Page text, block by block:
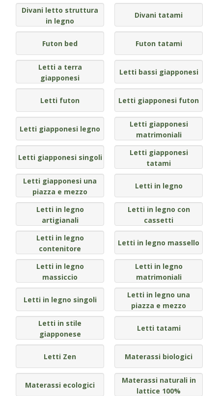
Divani letto struttura
in legno
Divani tatami
Futon bed Futon tatami
Letti a terra
giapponesi
Letti bassi giapponesi
Letti futon Letti giapponesi futon
Letti giapponesi legno
Letti giapponesi
matrimoniali
Letti giapponesi singoli
Letti giapponesi
tatami
Letti giapponesi una
piazza e mezzo
Letti in legno
Letti in legno
artigianali
Letti in legno con
cassetti
Letti in legno
contenitore
Letti in legno massello
Letti in legno
massiccio
Letti in legno
matrimoniali
Letti in legno singoli
Letti in legno una
piazza e mezzo
Letti in stile
giapponese
Letti tatami
Letti Zen Materassi biologici
Materassi ecologici
Materassi naturali in
lattice 100%
Armadi
ZONA GIORNO
Divani letto in legno
Poltrone letto in legno
Vetrine in legno
Tavoli
ARREDO SU MISURA
Armadi e mobiletti
Pavimentazione tatami
Pareti attrezzate
Cucine
Materassi ad hoc
DISCIPLINE
Scuole / Operatori Shiatsu
App Shiatsu e agopuntura
Yoga
Separé e Shoji
Stampe Giapponesi
Kit Tatami + Futon
SU MISURA
Porte scorrevoli
SERVIZI
Asciugamani e accappatoi
Camera da letto su soppalco o mansarda
DISCIPLINE OLISTICHE
Area meditazione e relax
Guide: Letti e Divani in legno
I materiali dei materassi in lattice